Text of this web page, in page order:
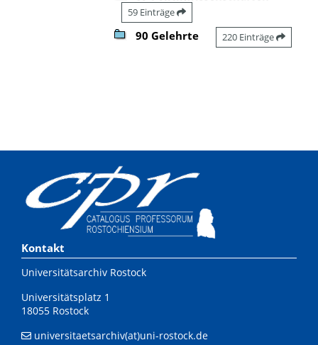
59 Einträge
90 Gelehrte 220 Einträge
Kontakt
Universitätsarchiv Rostock
Universitätsplatz 1
18055 Rostock
universitaetsarchiv(at)uni-rostock.de